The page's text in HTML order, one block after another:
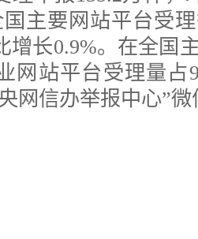
国主要网站平台受
增长0.9%。在全国
网站平台受理量占
网信办举报中心”